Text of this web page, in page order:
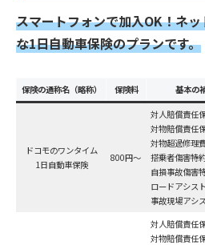
スマートフォンで加入OK！ネ
な1日自動車保険のプランです。
保険の通称名（略称） 保険料 基本の
ドコモのワンタイム
1日自動車保険
800円～
対人賠償責任
対物賠償責任
対物超過修理
搭乗者傷害特
自損事故傷害
ロードアシスト
事故現場アシ
対人賠償責任
対物賠償責任